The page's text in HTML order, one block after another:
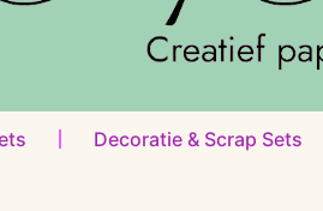
Decoratie & Scrap Sets